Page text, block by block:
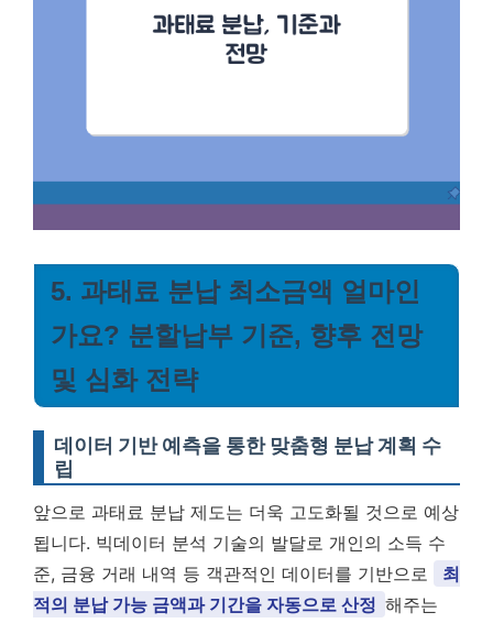
5. 과태료 분납 최소금액 얼마인
가요? 분할납부 기준, 향후 전망
및 심화 전략
데이터 기반 예측을 통한 맞춤형 분납 계획 수
립
앞으로 과태료 분납 제도는 더욱 고도화될 것으로 예상
됩니다. 빅데이터 분석 기술의 발달로 개인의 소득 수
준, 금융 거래 내역 등 객관적인 데이터를 기반으로
최
적의 분납 가능 금액과 기간을 자동으로 산정 해주는